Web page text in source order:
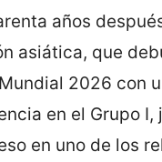
años
asiática, que
2026 con
en el Grupo I,
en uno de los